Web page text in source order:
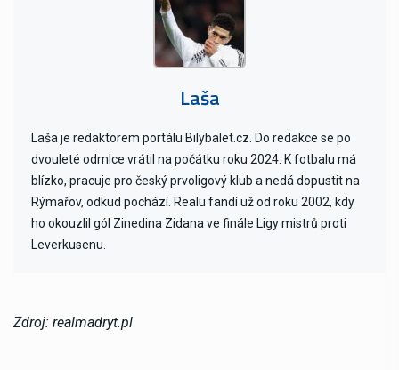
Laša
Laša je redaktorem portálu Bilybalet.cz. Do redakce se po
dvouleté odmlce vrátil na počátku roku 2024. K fotbalu má
blízko, pracuje pro český prvoligový klub a nedá dopustit na
Rýmařov, odkud pochází. Realu fandí už od roku 2002, kdy
ho okouzlil gól Zinedina Zidana ve finále Ligy mistrů proti
Leverkusenu.
Zdroj: realmadryt.pl